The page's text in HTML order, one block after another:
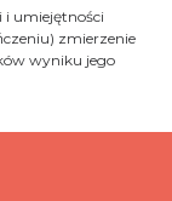
i umiejętności
zmierzenie
wyniku jego